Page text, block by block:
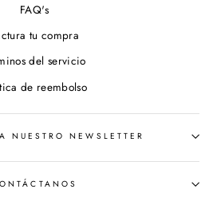
FAQ's
tu compra
del servicio
de reembolso
NUESTRO NEWSLETTER